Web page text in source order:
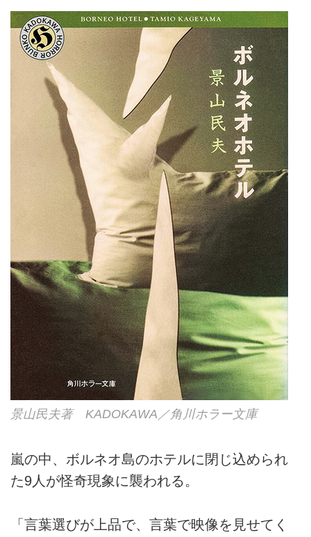
景山民夫著 KADOKAWA／角川ホラー文庫
嵐の中、ボルネオ島のホテルに閉じ込められ
た9人が怪奇現象に襲われる。
「言葉選びが上品で、言葉で映像を見せてく